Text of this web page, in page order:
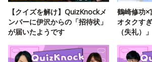
【クイズを解け】QuizKnockメ
ンバーに伊沢からの「招待状」
が届いたようです
鶴崎修功×
オタクす
（失礼）」